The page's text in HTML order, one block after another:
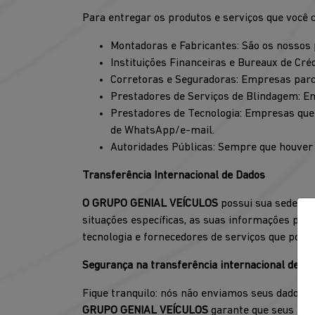
Para entregar os produtos e serviços que
Montadoras e Fabricantes: São os
Instituições Financeiras e Bureaux de
Corretoras e Seguradoras: Empresas
Prestadores de Serviços de Blindagem:
Prestadores de Tecnologia: Empresas
de WhatsApp/e-mail.
Autoridades Públicas: Sempre que
Transferência Internacional de Dados
O GRUPO GENIAL VEÍCULOS possui sua sede e
situações específicas, as suas informações
tecnologia e fornecedores de serviços que
Segurança na transferência internacional de
Fique tranquilo: nós não enviamos seus
GRUPO GENIAL VEÍCULOS garante que seus